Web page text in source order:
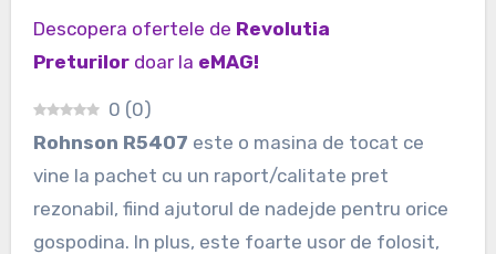
Descopera ofertele de Revolutia
Preturilor doar la eMAG!
0 (0)
Rohnson R5407 este o masina de tocat ce
vine la pachet cu un raport/calitate pret
rezonabil, fiind ajutorul de nadejde pentru orice
gospodina. In plus, este foarte usor de folosit,